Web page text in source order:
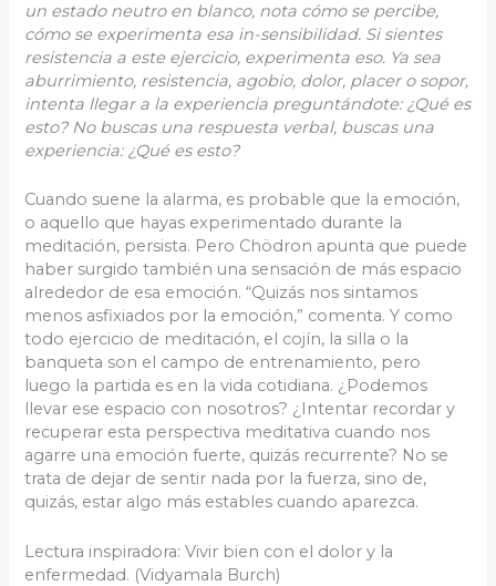
un estado neutro en blanco, nota cómo se percibe,
cómo se experimenta esa in-sensibilidad. Si sientes
resistencia a este ejercicio, experimenta eso. Ya sea
aburrimiento, resistencia, agobio, dolor, placer o sopor,
intenta llegar a la experiencia preguntándote: ¿Qué es
esto? No buscas una respuesta verbal, buscas una
experiencia: ¿Qué es esto?
Cuando suene la alarma, es probable que la emoción,
o aquello que hayas experimentado durante la
meditación, persista. Pero Chödron apunta que puede
haber surgido también una sensación de más espacio
alrededor de esa emoción. “Quizás nos sintamos
menos asfixiados por la emoción,” comenta. Y como
todo ejercicio de meditación, el cojín, la silla o la
banqueta son el campo de entrenamiento, pero
luego la partida es en la vida cotidiana. ¿Podemos
llevar ese espacio con nosotros? ¿Intentar recordar y
recuperar esta perspectiva meditativa cuando nos
agarre una emoción fuerte, quizás recurrente? No se
trata de dejar de sentir nada por la fuerza, sino de,
quizás, estar algo más estables cuando aparezca.
Lectura inspiradora: Vivir bien con el dolor y la
enfermedad. (Vidyamala Burch)